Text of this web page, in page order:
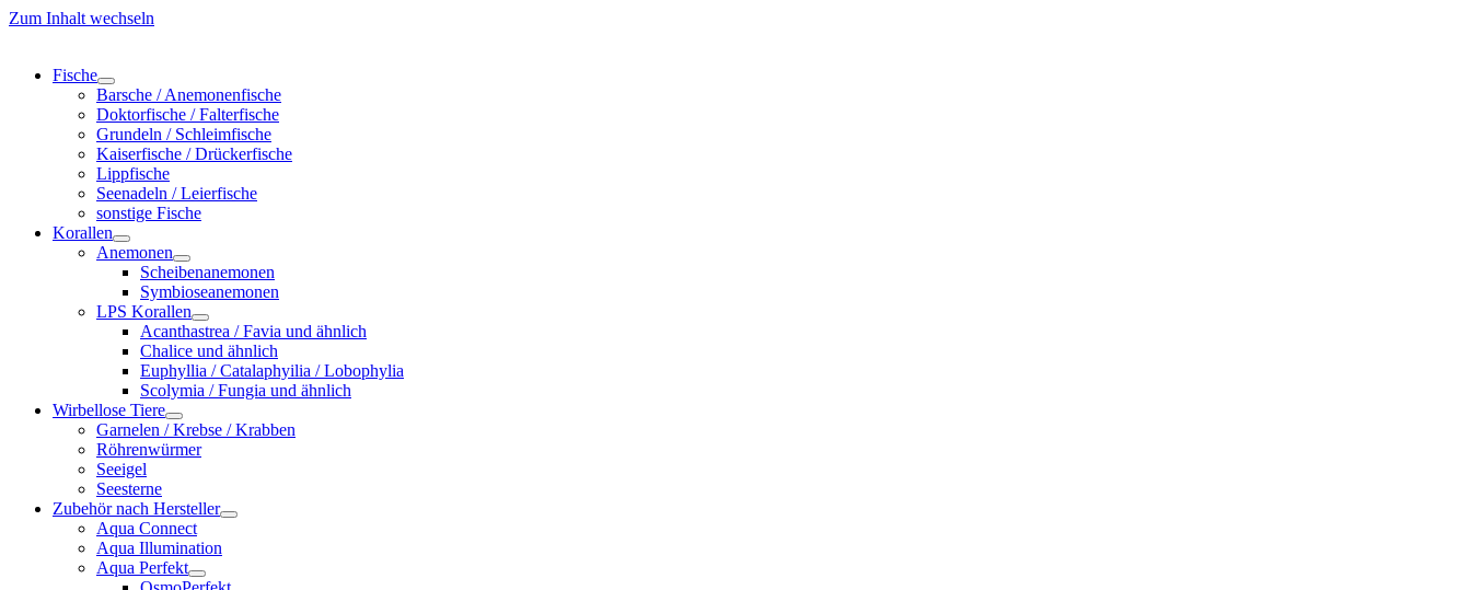
Zum Inhalt wechseln
Fische
Barsche / Anemonenfische
Doktorfische / Falterfische
Grundeln / Schleimfische
Kaiserfische / Drückerfische
Lippfische
Seenadeln / Leierfische
sonstige Fische
Korallen
Anemonen
Scheibenanemonen
Symbioseanemonen
LPS Korallen
Acanthastrea / Favia und ähnlich
Chalice und ähnlich
Euphyllia / Catalaphyilia / Lobophylia
Scolymia / Fungia und ähnlich
Wirbellose Tiere
Garnelen / Krebse / Krabben
Röhrenwürmer
Seeigel
Seesterne
Zubehör nach Hersteller
Aqua Connect
Aqua Illumination
Aqua Perfekt